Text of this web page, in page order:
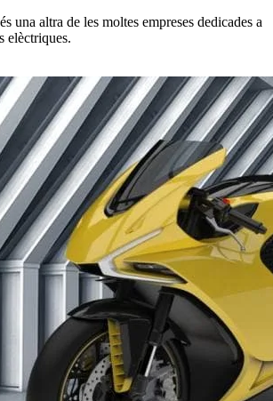
una altra de les moltes empreses dedicades a
elèctriques.